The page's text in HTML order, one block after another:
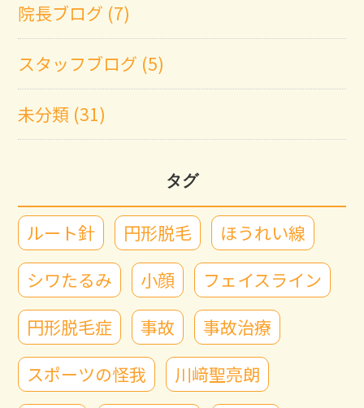
院長ブログ (7)
スタッフブログ (5)
未分類 (31)
タグ
ルート針 円形脱毛
ほうれい線
シワたるみ
小顔
フェイスライン
円形脱毛症
事故
事故治療
スポーツの怪我
川﨑聖亮朗